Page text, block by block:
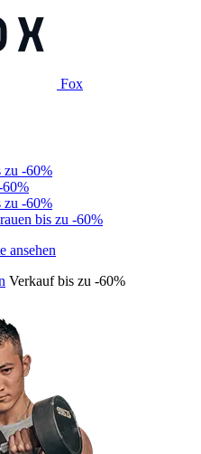
Fox
zu -60%
60%
zu -60%
bis zu -60%
Verkauf bis zu -60%